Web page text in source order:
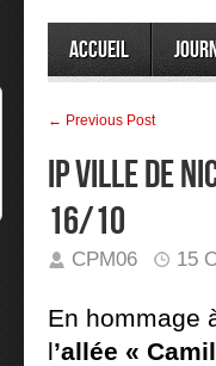
Accueil
← Previous Post
IP VILLE DE
16/10
CPM06 15
En hommage
l’allée «